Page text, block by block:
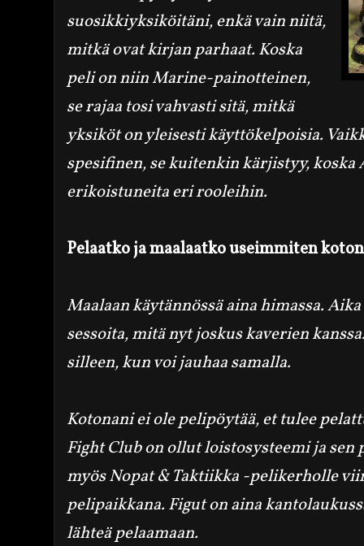
suosikkiyksiköitäni, enkä vain niitä,
mitkä ovat kirjan parhaat. Koska
peli on niin Marine-painotteinen,
se rajaa tosi vahvasti sitä, mitkä
yksiköt on yleisesti käyttökelpoisia.
spesifinen, se kuitenkin kärjistyy,
erikoistuneita eri rooleihin.
Pelaatko ja maalaatko useimmiten
Maalaan käytännössäainahimassa.
sessoita,mitänytjoskus kaverien
silleen, kun voi jauhaa samalla.
Kotonani ei ole pelipöytää, et tulee
Fight Club on ollut loistosysteemi jasen
myös Nopat & Taktiikka -pelikerholle
pelipaikkana. Figut on aina
lähteä pelaamaan.